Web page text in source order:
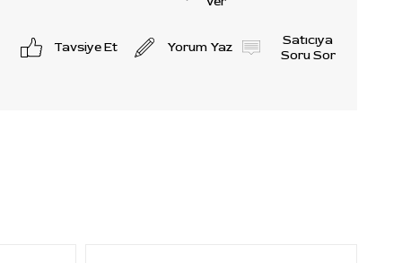
Tavsiye Et Yorum Yaz
Satıcıya
Soru Sor